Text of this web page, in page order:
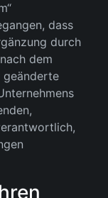
dass
durch
dem
geänderte